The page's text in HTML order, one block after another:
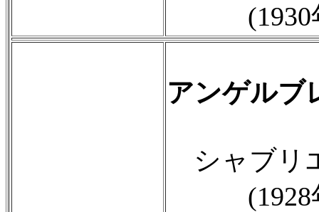
(1930年
アンゲルブ
シャブリ
(1928年